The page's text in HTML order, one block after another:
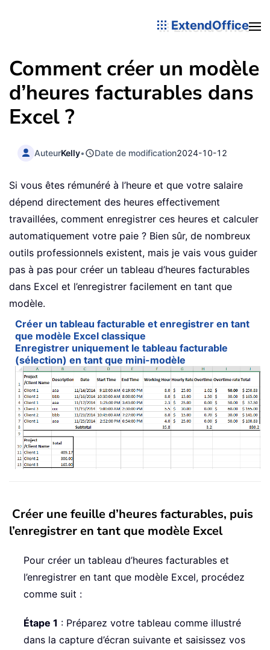
ExtendOffice
Comment créer un modèle
d’heures facturables dans
Excel ?
AuteurKelly• Date de modification2024-10-12
Si vous êtes rémunéré à l’heure et que votre salaire
dépend directement des heures effectivement
travaillées, comment enregistrer ces heures et calculer
automatiquement votre paie ? Bien sûr, de nombreux
outils professionnels existent, mais je vais vous guider
pas à pas pour créer un tableau d’heures facturables
dans Excel et l’enregistrer facilement en tant que
modèle.
Créer un tableau facturable et enregistrer en tant
que modèle Excel classique
Enregistrer uniquement le tableau facturable
(sélection) en tant que mini-modèle
Créer une feuille d’heures facturables, puis
l’enregistrer en tant que modèle Excel
Pour créer un tableau d’heures facturables et
l’enregistrer en tant que modèle Excel, procédez
comme suit :
Étape 1 : Préparez votre tableau comme illustré
dans la capture d’écran suivante et saisissez vos